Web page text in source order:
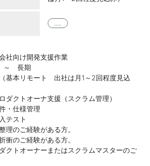
向け開発支援作業
長期
本リモート 出社は月1～2回程度見込
クトオーナ支援（スクラム管理）
様管理
ト
理のご経験がある方。
経験がある方。
ナーまたはスクラムマスターのご